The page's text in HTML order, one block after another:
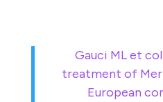
Gauci ML et
treatment of
European